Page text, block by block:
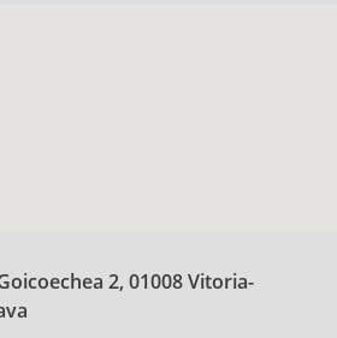
2, 01008 Vitoria-